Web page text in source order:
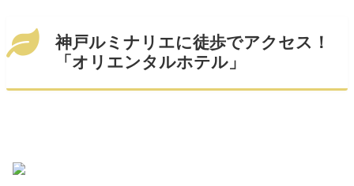
神戸ルミナリエに徒歩でアクセス！
「オリエンタルホテル」